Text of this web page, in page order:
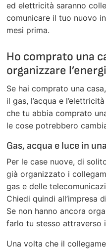
ed elettricità saranno
comunicare il tuo nuovo
mesi prima.
Ho comprato una
organizzare
Se hai comprato una
il gas, l’acqua e
che tu abbia comprato
le cose potrebbero
Gas, acqua e luce in
Per le case nuove, di
già organizzato i
gas e delle
Chiedi quindi all’impresa
Se non hanno ancora
farlo tu stesso attraverso
Una volta che il